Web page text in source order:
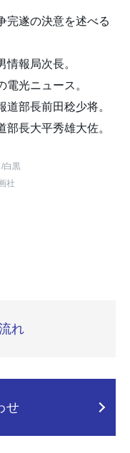
完遂の決意を述べる
報局次長。
光ニュース。
部長前田稔少将。
長大平秀雄大佐。
/白黒
社
れ
せ